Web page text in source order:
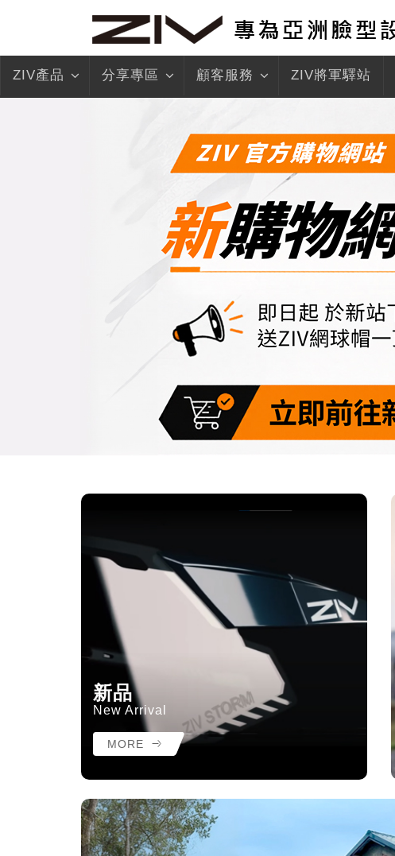
ZIV產品 分享專區 顧客服務 ZIV將軍驛站
新品
New Arrival
MORE